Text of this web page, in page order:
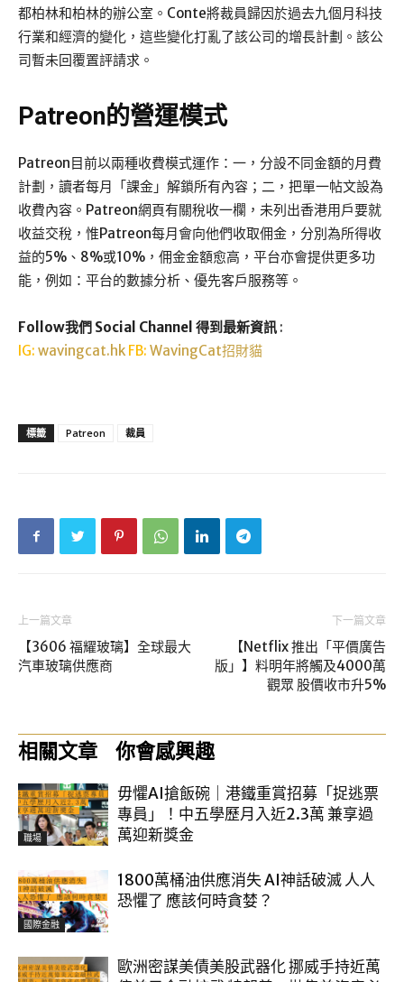
都柏林和柏林的辦公室。Conte將裁員歸因於過去九個月科技
行業和經濟的變化，這些變化打亂了該公司的增長計劃。該公
司暫未回覆置評請求。
Patreon的營運模式
Patreon目前以兩種收費模式運作：一，分設不同金額的月費
計劃，讀者每月「課金」解鎖所有內容；二，把單一帖文設為
收費內容。Patreon網頁有關稅收一欄，未列出香港用戶要就
收益交稅，惟Patreon每月會向他們收取佣金，分別為所得收
益的5%、8%或10%，佣金金額愈高，平台亦會提供更多功
能，例如：平台的數據分析、優先客戶服務等。
Follow我們 Social Channel 得到最新資訊 :
IG: wavingcat.hk FB: WavingCat招財貓
標籤 Patreon 裁員
上一篇文章
【3606 福耀玻璃】全球最大
汽車玻璃供應商
下一篇文章
【Netflix 推出「平價廣告
版」】料明年將觸及4000萬
觀眾 股價收市升5%
相關文章 你會感興趣
職場
毋懼AI搶飯碗｜港鐵重賞招募「捉逃票
專員」！中五學歷月入近2.3萬 兼享過
萬迎新獎金
國際金融
1800萬桶油供應消失 AI神話破滅 人人
恐懼了 應該何時貪婪？
歐洲密謀美債美股武器化 挪威手持近萬